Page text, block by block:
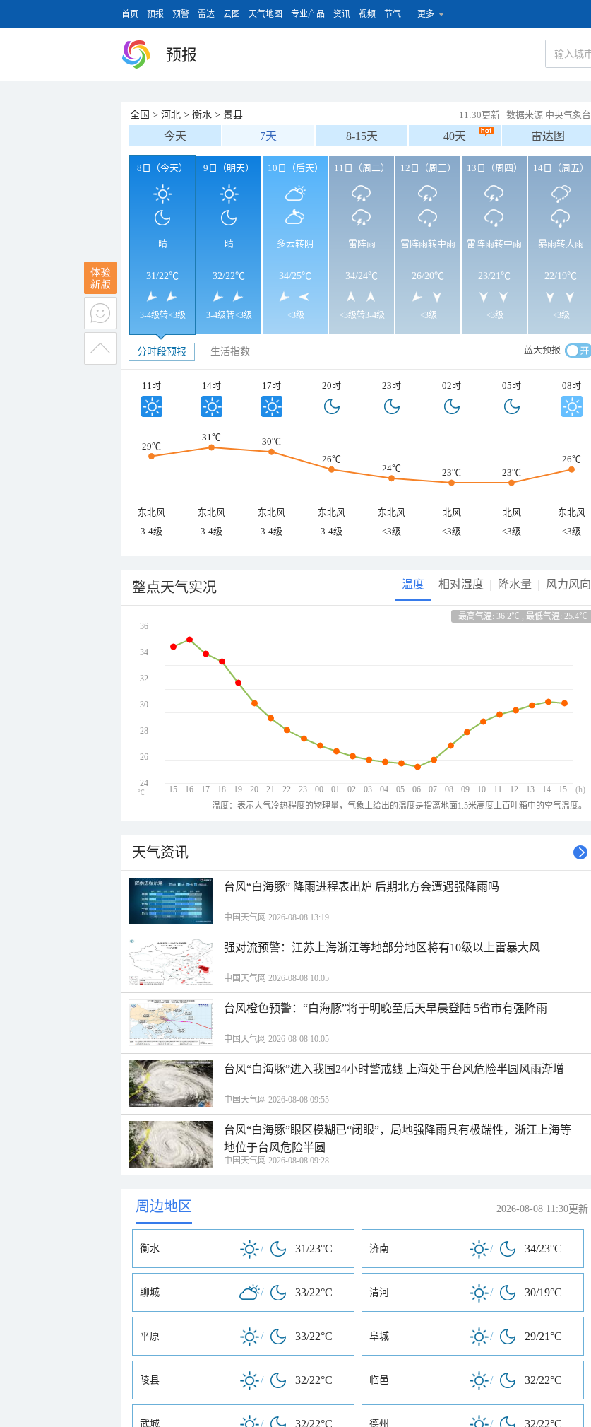
首页 预报 预警 雷达 云图 天气地图 专业产品 资讯 视频 节气 更多
预报
全国 > 河北 > 衡水 > 景县 11:30更新 | 数据来源 中央气象台
今天 7天 8-15天 40天 雷达图
8日（今天）
晴
31/22℃
3-4级转<3级
9日（明天）
晴
32/22℃
3-4级转<3级
10日（后天）
多云转阴
34/25℃
<3级
11日（周二）
雷阵雨
34/24℃
<3级转3-4级
12日（周三）
雷阵雨转中雨
26/20℃
<3级
13日（周四）
雷阵雨转中雨
23/21℃
<3级
14日（周五）
暴雨转大雨
22/19℃
<3级
分时段预报 生活指数 蓝天预报
11时 14时 17时 20时 23时 02时 05时 08时
29℃
31℃
30℃
26℃
24℃
23℃ 23℃
26℃
东北风 东北风 东北风 东北风 东北风 北风 北风
东北风
3-4级
3-4级 3-4级 3-4级 <3级 <3级 <3级 <3级
整点天气实况 温度 相对湿度 降水量 风力风向
最高气温: 36.2℃ , 最低气温: 25.4℃
15 16 17 18 19 20 21 22 23 00 01 02 03 04 05 06 07 08 09 10 11 12 13 14 15
36
34
32
30
28
26
24
(h)
℃
温度：表示大气冷热程度的物理量，气象上给出的温度是指离地面1.5米高度上百叶箱中的空气温度。
天气资讯
台风“白海豚” 降雨进程表出炉 后期北方会遭遇强降雨吗
中国天气网 2026-08-08 13:19
强对流预警：江苏上海浙江等地部分地区将有10级以上雷暴大风
中国天气网 2026-08-08 10:05
台风橙色预警：“白海豚”将于明晚至后天早晨登陆 5省市有强降雨
中国天气网 2026-08-08 10:05
台风“白海豚”进入我国24小时警戒线 上海处于台风危险半圆风雨渐增
中国天气网 2026-08-08 09:55
台风“白海豚”眼区模糊已“闭眼”，局地强降雨具有极端性，浙江上海等
地位于台风危险半圆
中国天气网 2026-08-08 09:28
周边地区 2026-08-08 11:30更新
衡水 / 31/23°C 济南 / 34/23°C
聊城 / 33/22°C 清河 / 30/19°C
平原 / 33/22°C 阜城 / 29/21°C
陵县 / 32/22°C 临邑 / 32/22°C
武城 / 32/22°C 德州 / 32/22°C